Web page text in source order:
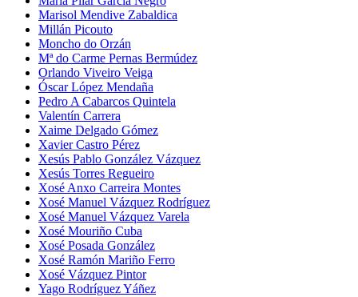
Marisol Mendive Zabaldica
Millán Picouto
Moncho do Orzán
Mª do Carme Pernas Bermúdez
Orlando Viveiro Veiga
Óscar López Mendaña
Pedro A Cabarcos Quintela
Valentín Carrera
Xaime Delgado Gómez
Xavier Castro Pérez
Xesús Pablo González Vázquez
Xesús Torres Regueiro
Xosé Anxo Carreira Montes
Xosé Manuel Vázquez Rodríguez
Xosé Manuel Vázquez Varela
Xosé Mouriño Cuba
Xosé Posada González
Xosé Ramón Mariño Ferro
Xosé Vázquez Pintor
Yago Rodríguez Yáñez